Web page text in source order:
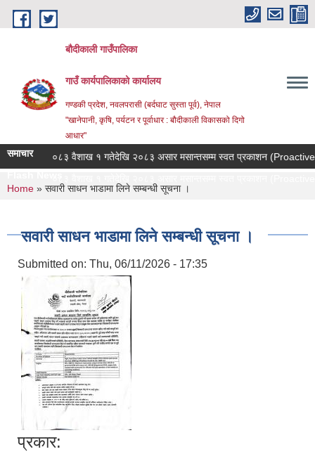
Skip to main content
बौदीकाली गाउँपालिका
गाउँ कार्यपालिकाको कार्यालय
गण्डकी प्रदेश, नवलपरासी (बर्दघाट सुस्ता पूर्व), नेपाल
"खानेपानी, कृषि, पर्यटन र पूर्वाधार : बौदीकाली विकासको दिगो
आधार"
समाचार२०८३ वैशाख १ गतेदेखि २०८३ असार मसान्तसम्म स्वत प्रकाशन (Proactive
You are here
Home » सवारी साधन भाडामा लिने सम्बन्धी सूचना ।
सवारी साधन भाडामा लिने सम्बन्धी सूचना ।
Submitted on: Thu, 06/11/2026 - 17:35
प्रकार: